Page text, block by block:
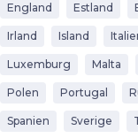
England Estland
Irland Island
Luxemburg Malta
Polen Portugal
Spanien Sverige